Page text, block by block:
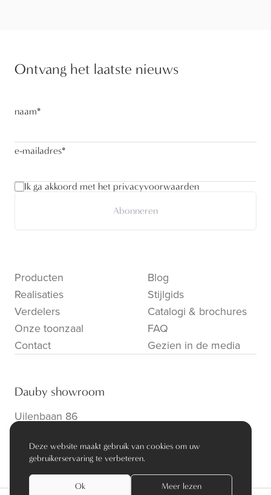
Ontvang het laatste nieuws
naam*
e-mailadres*
Ik ga akkoord met het privacyvoorwaarden
Abonneren
Producten
Realisaties
Verdelers
Onze toonzaal
Contact
Blog
Stijlgids
Catalogi & brochures
FAQ
Gezien in de media
Dauby showroom
Uilenbaan 86
info@dauby.be|+32 3 354 16 86
Deze website maakt gebruik van cookies om uw
gebruikerservaring te verbeteren.
Ok Meer lezen